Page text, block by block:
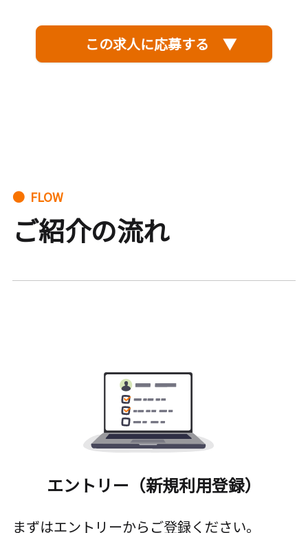
この求人に応募する ▼
● FLOW
ご紹介の流れ
エントリー（新規利用登録）
まずはエントリーからご登録ください。